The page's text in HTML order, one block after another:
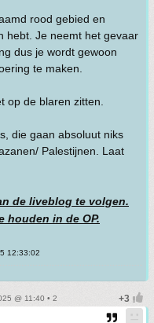
rood gebied en
hebt. Je neemt het gevaar
dus je wordt gewoon
te maken.
op de blaren zitten.
die gaan absoluut niks
Palestijnen. Laat
de liveblog te volgen.
houden in de OP.
12:33:02
@ 11:40 • 2